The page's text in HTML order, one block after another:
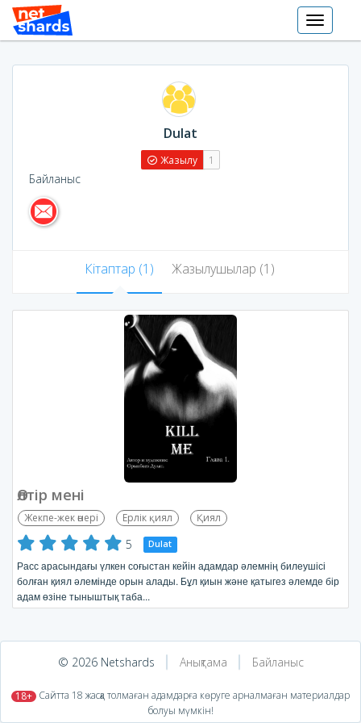
Toggle
Dulat
Жазылу 1
Байланыс
Кітаптар (1) Жазылушылар (1)
Өлтір мені
Жекпе-жек өнері Ерлік қиял Қиял
5 Dulat
Расс арасындағы үлкен соғыстан кейін адамдар әлемнің билеушісі
болған қиял әлемінде орын алады. Бұл қиын және қатыгез әлемде бір
адам өзіне тыныштық таба...
© 2026 Netshards Анықтама Байланыс
18+ ​ Сайтта 18 жасқа толмаған адамдарға көруге арналмаған материалдар
болуы мүмкін!